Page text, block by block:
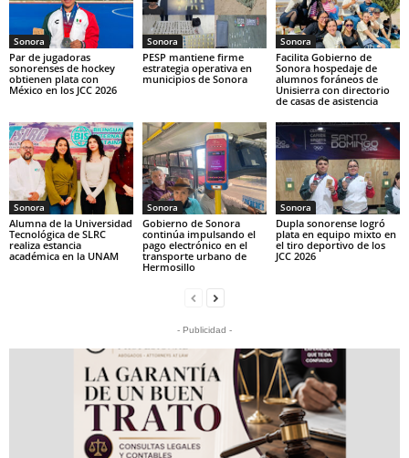
Sonora
Par de jugadoras
sonorenses de hockey
obtienen plata con
México en los JCC 2026
Sonora
PESP mantiene firme
estrategia operativa en
municipios de Sonora
Sonora
Facilita Gobierno de
Sonora hospedaje de
alumnos foráneos de
Unisierra con directorio
de casas de asistencia
Sonora
Alumna de la Universidad
Tecnológica de SLRC
realiza estancia
académica en la UNAM
Sonora
Gobierno de Sonora
continúa impulsando el
pago electrónico en el
transporte urbano de
Hermosillo
Sonora
Dupla sonorense logró
plata en equipo mixto en
el tiro deportivo de los
JCC 2026
- Publicidad -